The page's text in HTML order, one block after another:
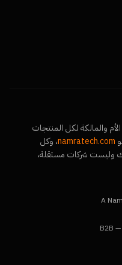
والمالكة لكل المنتجات
namratech.com، وكل
تك وليست شركات مستقلة،